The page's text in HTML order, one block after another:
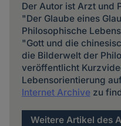
Der Autor ist Arzt und
"Der Glaube eines
Philosophische
"Gott und die
die Bilderwelt der
veröffentlicht
Lebensorientierung
Internet Archive zu
Weitere Artikel des